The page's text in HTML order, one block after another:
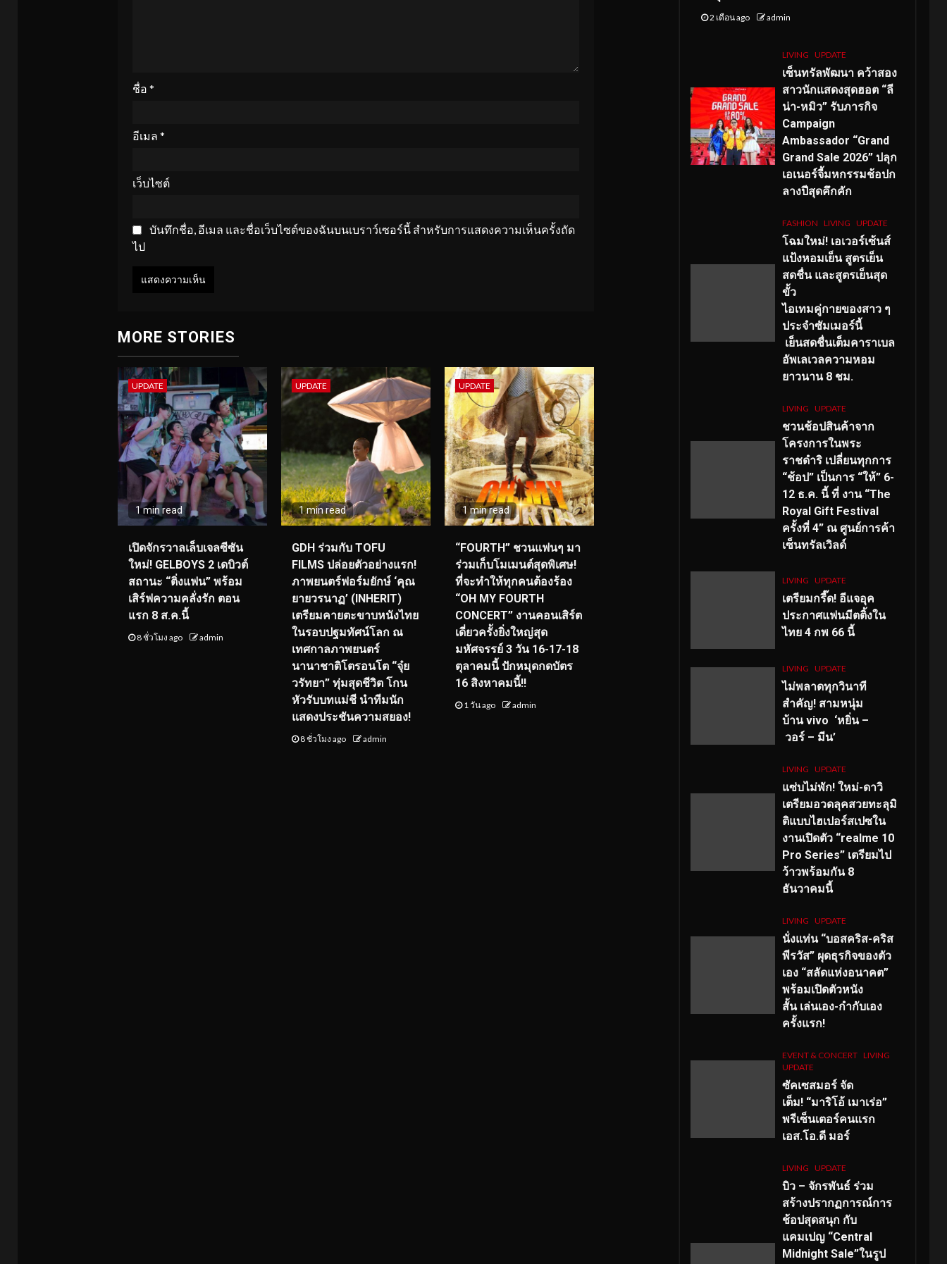
ชื่อ *
อีเมล *
เว็บไซต์
บันทึกชื่อ, อีเมล และชื่อเว็บไซต์ของฉันบนเบราว์เซอร์นี้ สำหรับการแสดงความเห็นครั้งถัด
ไป
MORE STORIES
UPDATE
1 min read
เปิดจักรวาลเล็บเจลซีซัน
ใหม่! GELBOYS 2 เดบิวต์
สถานะ “ติ่งแฟน” พร้อม
เสิร์ฟความคลั่งรัก ตอน
แรก 8 ส.ค.นี้
8 ชั่วโมง ago admin
UPDATE
1 min read
GDH ร่วมกับ TOFU
FILMS ปล่อยตัวอย่างแรก!
ภาพยนตร์ฟอร์มยักษ์ ‘คุณ
ยายวรนาฏ’ (INHERIT)
เตรียมคายตะขาบหนังไทย
ในรอบปฐมทัศน์โลก ณ
เทศกาลภาพยนตร์
นานาชาติโตรอนโต “จุ๋ย
วรัทยา” ทุ่มสุดชีวิต โกน
หัวรับบทแม่ชี นำทีมนัก
แสดงประชันความสยอง!
8 ชั่วโมง ago admin
UPDATE
1 min read
“FOURTH” ชวนแฟนๆ มา
ร่วมเก็บโมเมนต์สุดพิเศษ!
ที่จะทำให้ทุกคนต้องร้อง
“OH MY FOURTH
CONCERT” งานคอนเสิร์ต
เดี่ยวครั้งยิ่งใหญ่สุด
มหัศจรรย์ 3 วัน 16-17-18
ตุลาคมนี้ ปักหมุดกดบัตร
16 สิงหาคมนี้!!
1 วัน ago admin
2 เดือน ago admin
LIVING UPDATE
เซ็นทรัลพัฒนา คว้าสอง
สาวนักแสดงสุดฮอต “ลี
น่า-หมิว” รับภารกิจ
Campaign
Ambassador “Grand
Grand Sale 2026” ปลุก
เอเนอร์จี้มหกรรมช้อปก
ลางปีสุดคึกคัก
FASHION LIVING UPDATE
โฉมใหม่! เอเวอร์เซ้นส์
แป้งหอมเย็น สูตรเย็น
สดชื่น และสูตรเย็นสุด
ขั้ว
ไอเทมคู่กายของสาว ๆ
ประจำซัมเมอร์นี้
เย็นสดชื่นเต็มคาราเบล
อัพเลเวลความหอม
ยาวนาน 8 ชม.
LIVING UPDATE
ชวนช้อปสินค้าจาก
โครงการในพระ
ราชดำริ เปลี่ยนทุกการ
“ช้อป” เป็นการ “ให้” 6-
12 ธ.ค. นี้ ที่ งาน “The
Royal Gift Festival
ครั้งที่ 4” ณ ศูนย์การค้า
เซ็นทรัลเวิลด์
LIVING UPDATE
เตรียมกรี๊ด! อีแจอุค
ประกาศแฟนมีตติ้งใน
ไทย 4 กพ 66 นี้
LIVING UPDATE
ไม่พลาดทุกวินาที
สำคัญ! สามหนุ่ม
บ้าน vivo ‘หยิ่น –
วอร์ – มีน’
LIVING UPDATE
แซ่บไม่พัก! ใหม่-ดาวิ
เตรียมอวดลุคสวยทะลุมิ
ติแบบไฮเปอร์สเปซใน
งานเปิดตัว “realme 10
Pro Series” เตรียมไป
ว้าวพร้อมกัน 8
ธันวาคมนี้
LIVING UPDATE
นั่งแท่น “บอสคริส-คริส
พีรวัส” ผุดธุรกิจของตัว
เอง “สลัดแห่งอนาคต”
พร้อมเปิดตัวหนัง
สั้น เล่นเอง-กำกับเอง
ครั้งแรก!
EVENT & CONCERT LIVING
UPDATE
ซัคเซสมอร์ จัด
เต็ม! “มาริโอ้ เมาเร่อ”
พรีเซ็นเตอร์คนแรก
เอส.โอ.ดี มอร์
LIVING UPDATE
บิว – จักรพันธ์ ร่วม
สร้างปรากฏการณ์การ
ช้อปสุดสนุก กับ
แคมเปญ “Central
Midnight Sale”ในรูป